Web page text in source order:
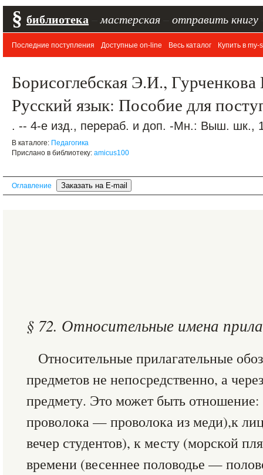
§ библиотека мастерская отправить книгу
Последние поступления Доступные on-line Весь каталог Купить в my-
Борисоглебская Э.И.,
Русский язык: Пособие для
. -- 4-е изд., перераб. и доп. -Мн.: Выш. шк.,
В каталоге: Педагогика
Прислано в библиотеку: amicus100
Оглавление
§ 72. Относительные имена
Относительные прилагательные
предметов не непосредственно, а
предмету. Это может быть
проволока — проволока из меди),к
вечер студентов), к месту (морской
времени (весеннее половодье —